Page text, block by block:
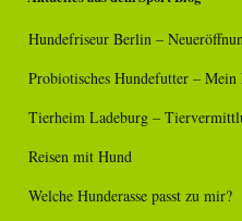
Hundefriseur Berlin –
Probiotisches Hundefutter –
Tierheim Ladeburg –
Reisen mit Hund
Welche Hunderasse passt zu mir?